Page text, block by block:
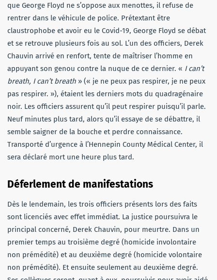
que George Floyd ne s’oppose aux menottes, il refuse de
rentrer dans le véhicule de police. Prétextant être
claustrophobe et avoir eu le Covid-19, George Floyd se débat
et se retrouve plusieurs fois au sol. L’un des officiers, Derek
Chauvin arrivé en renfort, tente de maîtriser l’homme en
appuyant son genou contre la nuque de ce dernier. « I can’t
breath, I can’t breath » (« je ne peux pas respirer, je ne peux
pas respirer. »), étaient les derniers mots du quadragénaire
noir. Les officiers assurent qu’il peut respirer puisqu’il parle.
Neuf minutes plus tard, alors qu’il essaye de se débattre, il
semble saigner de la bouche et perdre connaissance.
Transporté d’urgence à l’Hennepin County Médical Center, il
sera déclaré mort une heure plus tard.
Déferlement de manifestations
Dès le lendemain, les trois officiers présents lors des faits
sont licenciés avec effet immédiat. La justice poursuivra le
principal concerné, Derek Chauvin, pour meurtre. Dans un
premier temps au troisième degré (homicide involontaire
non prémédité) et au deuxième degré (homicide volontaire
non prémédité). Et ensuite seulement au deuxième degré.